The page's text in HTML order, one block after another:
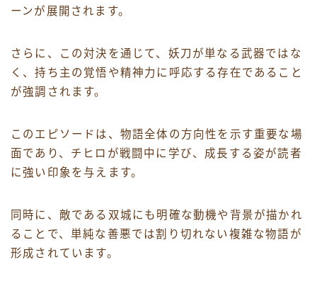
ーンが展開されます。
さらに、この対決を通じて、妖刀が単なる武器ではな
く、持ち主の覚悟や精神力に呼応する存在であること
が強調されます。
このエピソードは、物語全体の方向性を示す重要な場
面であり、チヒロが戦闘中に学び、成長する姿が読者
に強い印象を与えます。
同時に、敵である双城にも明確な動機や背景が描かれ
ることで、単純な善悪では割り切れない複雑な物語が
形成されています。